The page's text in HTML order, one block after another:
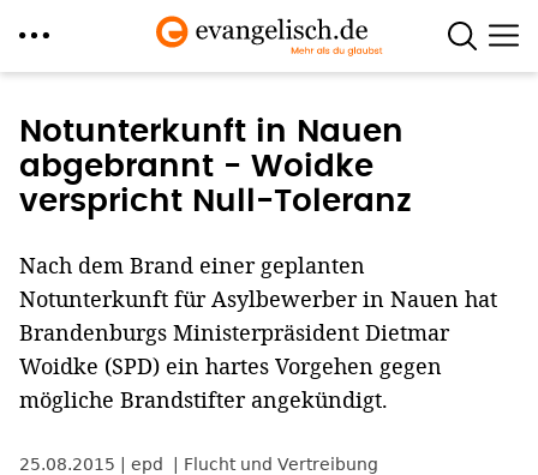
zum
Inhalt
Notunterkunft in Nauen
abgebrannt - Woidke
verspricht Null-Toleranz
Nach dem Brand einer geplanten
Notunterkunft für Asylbewerber in Nauen hat
Brandenburgs Ministerpräsident Dietmar
Woidke (SPD) ein hartes Vorgehen gegen
mögliche Brandstifter angekündigt.
25.08.2015 epd Flucht und Vertreibung